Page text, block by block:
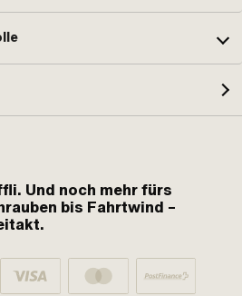
Und noch mehr fürs
bis Fahrtwind –